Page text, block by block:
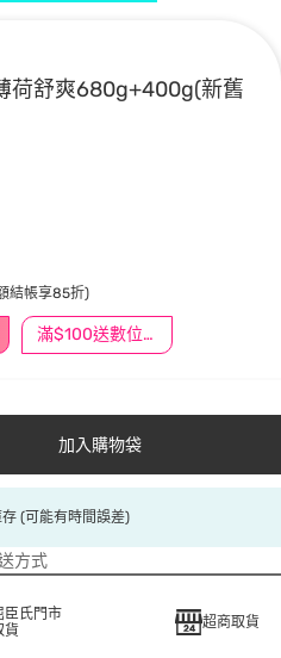
荷舒爽680g+400g(新舊
滿$100送數位印花
結帳享85折)
加入購物袋
(可能有時間誤差)
方式
臣氏門市
貨
超商取貨